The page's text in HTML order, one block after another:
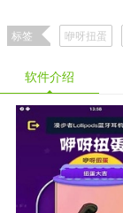
标签 咿呀扭蛋
软件介绍